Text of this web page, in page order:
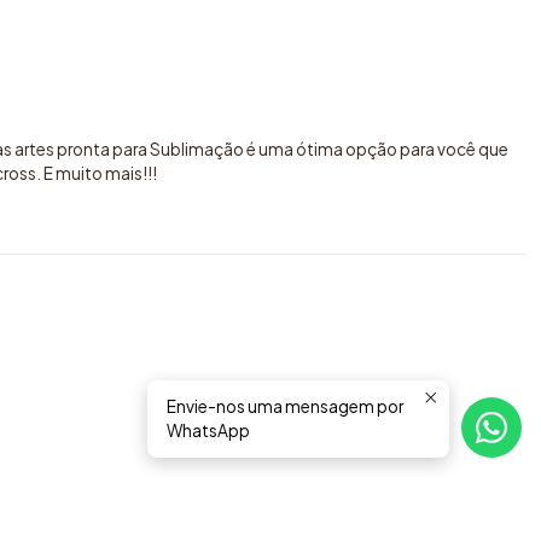
artes pronta para Sublimação é uma ótima opção para você que
E muito mais!!!
Envie-nos uma mensagem por
WhatsApp